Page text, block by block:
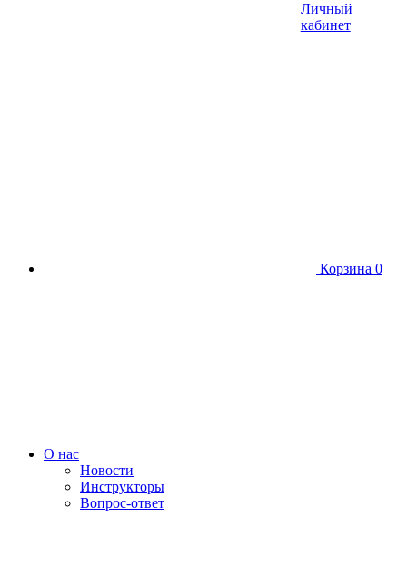
Личный
кабинет
Корзина 0
О нас
Новости
Инструкторы
Вопрос-ответ